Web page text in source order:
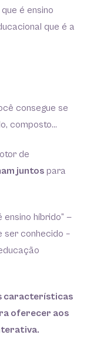
é ensino
que é a
consegue se
composto…
de
juntos para
ensino híbrido” —
ser conhecido –
características
oferecer aos